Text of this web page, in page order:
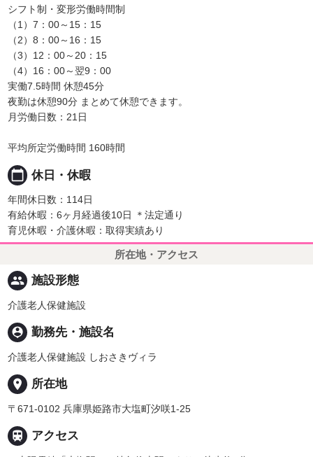
シフト制・変形労働時間制
（1）7：00～15：15
（2）8：00～16：15
（3）12：00～20：15
（4）16：00～翌9：00
実働7.5時間 休憩45分
夜勤は休憩90分 まとめて休憩できます。
月労働日数：21日
平均所定労働時間 160時間
calendar_today 休日・休暇
年間休日数：114日
有給休暇：6ヶ月経過後10日 ＊法定通り
育児休暇・介護休暇：取得実績あり
所在地・アクセス
people 施設形態
介護老人保健施設
person_pin 勤務先・施設名
介護老人保健施設 しおさきヴィラ
place 所在地
〒671-0102 兵庫県姫路市大塩町汐咲1-25
 アクセス